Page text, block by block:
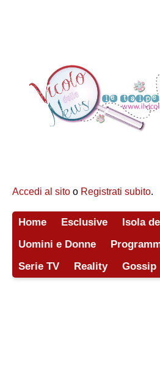
Accedi al sito o Registrati subito.
Home Esclusive
Isola
Uomini e Donne
Serie TV
Reality Gossip